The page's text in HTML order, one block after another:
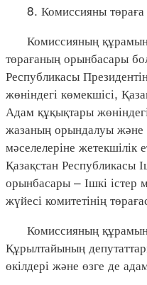
8. Комиссияны төраға
Комиссияның
төрағаның орынбасары
Республикасы
жөніндегі көмекшісі,
Адам құқықтары
жазаның орындалуы және
мәселелеріне жетекшілік
Қазақстан Республикасы
орынбасары – Ішкі істер
жүйесі комитетінің
Комиссияның
Құрылтайының
өкілдері және өзге де